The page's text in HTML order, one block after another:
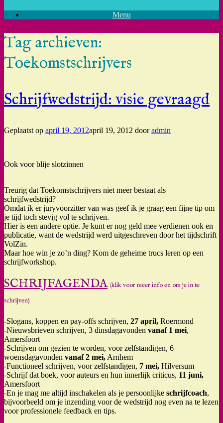
Menu
Tag archieven:
Toekomstschrijvers
Schrijfwedstrijd: visie gevraagd
Geplaatst op april 19, 2012april 19, 2012 dooradmin
Ook voor blije slotzinnen
Treurig dat Toekomstschrijvers niet meer bestaat als
schrijfwedstrijd?
Omdat ik er juryvoorzitter van was geef ik je graag een fijne tip om
je tijd toch stevig vol te schrijven.
Hier is een andere optie. Je kunt er nog geld mee verdienen ook en
publicatie, want de wedstrijd werd uitgeschreven door het tijdschrift
VolZin.
Maar hoe win je zo’n ding? Kom de geheime trucs leren op een
schrijfworkshop.
SCHRIJFAGENDA (klik voor meer info en om je in te
schrijven)
-Slogans, koppen en pay-offs schrijven, 27 april, Roermond
-Nieuwsbrieven schrijven, 3 dinsdagavonden vanaf 1 mei,
Amersfoort
-Schrijven om gezien te worden, voor zelfstandigen, 6
woensdagavonden vanaf 2 mei, Arnhem
-Functioneel schrijven, voor zelfstandigen, 7 mei, Hilversum
-Schrijf dat boek, voor auteurs en hun innerlijk criticus, 11 juni,
Amersfoort
-En je mag me altijd inschakelen als je persoonlijke schrijfcoach,
bijvoorbeeld om je inzending voor de wedstrijd nog even na te lezen
voor professionele feedback en tips.